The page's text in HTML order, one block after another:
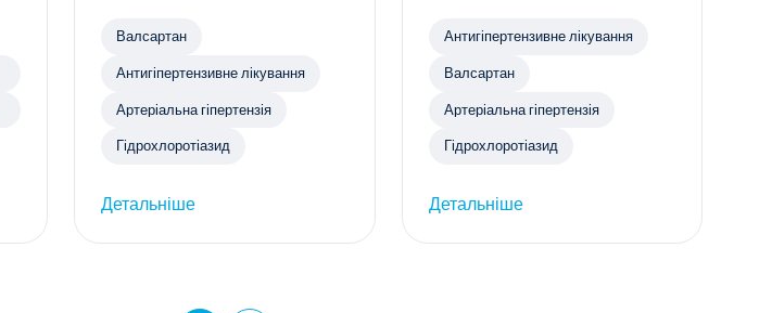
Валсартан
Антигіпертензивне лікування
Артеріальна гіпертензія
Гідрохлоротіазид
Детальніше
Антигіпертензивне лікування
Валсартан
Артеріальна гіпертензія
Гідрохлоротіазид
Детальніше